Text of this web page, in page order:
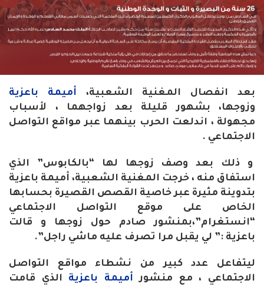
بعد انفصال المغنية الشعبية، أميمة باعزية
وزوجها، بشهور قليلة بعد زواجهما ، لأسباب
مجهولة ، اندلعت الحرب بينهما عبر مواقع التواصل
الاجتماعي .
و ذلك بعد وصف زوجها لها “بالكابوس” الذي
استفاق منه ، خرجت المغنية الشعبية، أميمة باعزية
بتدوينة مثيرة عبر خاصية القصص القصيرة بحسابها
الخاص على موقع التواصل الاجتماعي
“انستغرام”،بمنشور صادم حول زوجها و قالت
باعزية :” لي يقبل مرا تصرف عليه ماشي راجل”.
ليتفاعل عدد كبير من نشطاء مواقع التواصل
الاجتماعي ، مع منشور أميمة باعزية الذي قامت